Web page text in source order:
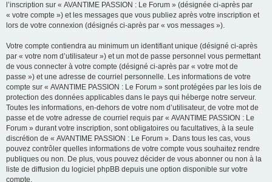
l’inscription sur « AVANTIME PASSION : Le Forum » (désignée ci-après par
« votre compte ») et les messages que vous publiez après votre inscription et
lors de votre connexion (désignés ci-après par « vos messages »).
Votre compte contiendra au minimum un identifiant unique (désigné ci-après
par « votre nom d’utilisateur ») et un mot de passe personnel vous permettant
de vous connecter à votre compte (désigné ci-après par « votre mot de
passe ») et une adresse de courriel personnelle. Les informations de votre
compte sur « AVANTIME PASSION : Le Forum » sont protégées par les lois de
protection des données applicables dans le pays qui héberge notre serveur.
Toutes les informations, en-dehors de votre nom d’utilisateur, de votre mot de
passe et de votre adresse de courriel requis par « AVANTIME PASSION : Le
Forum » durant votre inscription, sont obligatoires ou facultatives, à la seule
discrétion de « AVANTIME PASSION : Le Forum ». Dans tous les cas, vous
pouvez contrôler quelles informations de votre compte vous souhaitez rendre
publiques ou non. De plus, vous pouvez décider de vous abonner ou non à la
liste de diffusion du logiciel phpBB depuis une option disponible sur votre
compte.